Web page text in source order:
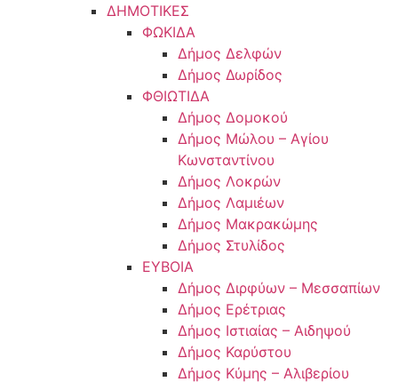
ΔΗΜΟΤΙΚΕΣ
ΦΩΚΙΔΑ
Δήμος Δελφών
Δήμος Δωρίδος
ΦΘΙΩΤΙΔΑ
Δήμος Δομοκού
Δήμος Μώλου – Αγίου
Κωνσταντίνου
Δήμος Λοκρών
Δήμος Λαμιέων
Δήμος Μακρακώμης
Δήμος Στυλίδος
ΕΥΒΟΙΑ
Δήμος Διρφύων – Μεσσαπίων
Δήμος Ερέτριας
Δήμος Ιστιαίας – Αιδηψού
Δήμος Καρύστου
Δήμος Κύμης – Αλιβερίου